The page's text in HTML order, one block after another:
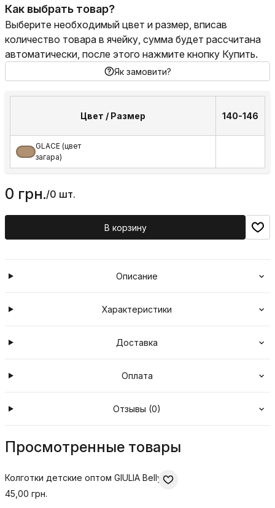
Как выбрать товар?
Выберите необходимый цвет и размер, вписав
количество товара в ячейку, сумма будет рассчитана
автоматически, после этого нажмите кнопку Купить.
Як замовити?
Цвет / Размер 140-146
GLACE (цвет
загара)
0 грн./0 шт.
В корзину
Описание
Характеристики
Доставка
Оплата
Отзывы (0)
Просмотренные товары
Колготки детские оптом GIULIA Belly 40
45,00 грн.